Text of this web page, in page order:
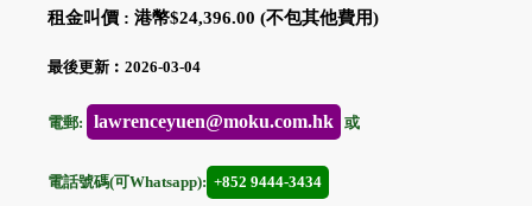
租金叫價 : 港幣$24,396.00 (不包其他費用)
最後更新︰2026-03-04
電郵: lawrenceyuen@moku.com.hk 或
電話號碼(可Whatsapp): +852 9444-3434